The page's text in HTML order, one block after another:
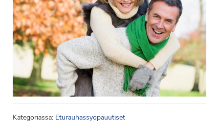
Kategoriassa: Eturauhassyöpäuutiset